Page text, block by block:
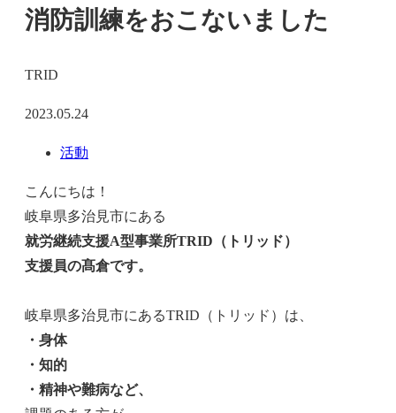
消防訓練をおこないました
TRID
2023.05.24
活動
こんにちは！
岐阜県多治見市にある
就労継続支援A型事業所TRID（トリッド）
支援員の髙倉です。
岐阜県多治見市にあるTRID（トリッド）は、
・身体
・知的
・精神や難病など、